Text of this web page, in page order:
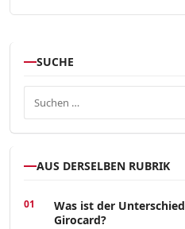
SUCHE
Suchen nach:
AUS DERSELBEN RUBRIK
Was ist der
Girocard?